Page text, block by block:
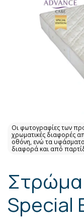
Οι φωτογραφίες των
χρωματικές διαφορές
οθόνη, ενώ τα
διαφορά και από
Στρώμα
Special